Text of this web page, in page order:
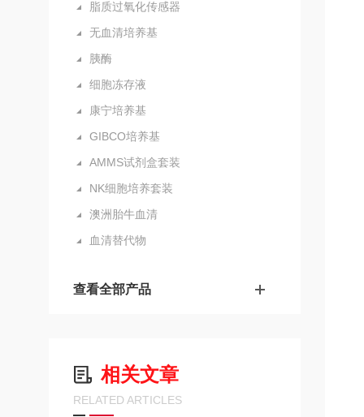
脂质过氧化传感器
无血清培养基
胰酶
细胞冻存液
康宁培养基
GIBCO培养基
AMMS试剂盒套装
NK细胞培养套装
澳洲胎牛血清
血清替代物
查看全部产品
相关文章
RELATED ARTICLES